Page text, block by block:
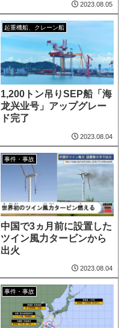
2023.08.05
起重機船、クレーン船
1,200トン吊りSEP船「海
龙兴业号」アップグレー
ド完了
2023.08.04
事件・事故
中国で3ヵ月前に設置した
ツイン風力タービンから
出火
2023.08.04
事件・事故